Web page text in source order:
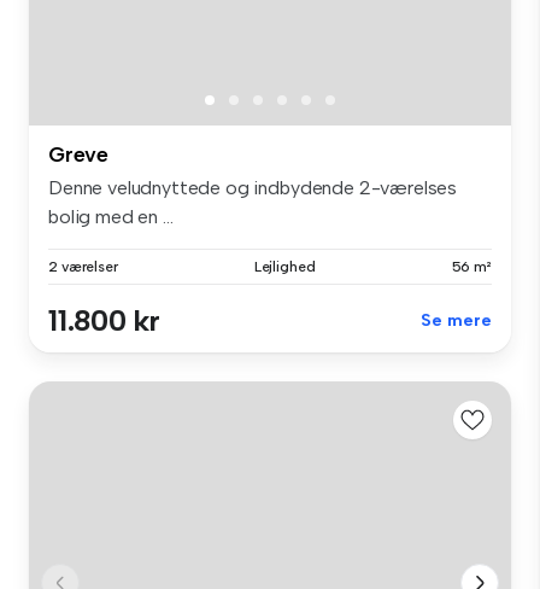
Greve
Denne veludnyttede og indbydende 2-værelses
bolig med en ...
2 værelser Lejlighed 56 m²
11.800 kr Se mere